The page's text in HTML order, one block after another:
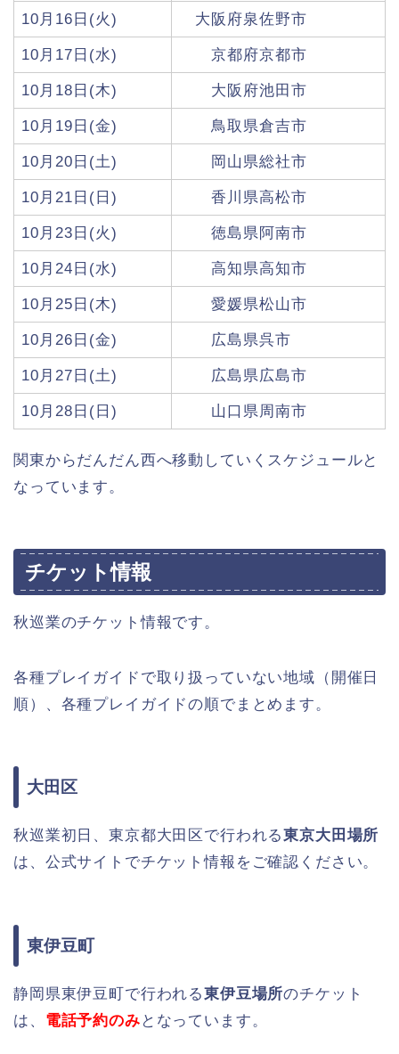
10月16日(火) 大阪府泉佐野市
10月17日(水) 京都府京都市
10月18日(木) 大阪府池田市
10月19日(金) 鳥取県倉吉市
10月20日(土) 岡山県総社市
10月21日(日) 香川県高松市
10月23日(火) 徳島県阿南市
10月24日(水) 高知県高知市
10月25日(木) 愛媛県松山市
10月26日(金) 広島県呉市
10月27日(土) 広島県広島市
10月28日(日) 山口県周南市
関東からだんだん西へ移動していくスケジュールと
なっています。
チケット情報
秋巡業のチケット情報です。
各種プレイガイドで取り扱っていない地域（開催日
順）、各種プレイガイドの順でまとめます。
大田区
秋巡業初日、東京都大田区で行われる東京大田場所
は、公式サイトでチケット情報をご確認ください。
東伊豆町
静岡県東伊豆町で行われる東伊豆場所のチケット
は、 電話予約のみ となっています。